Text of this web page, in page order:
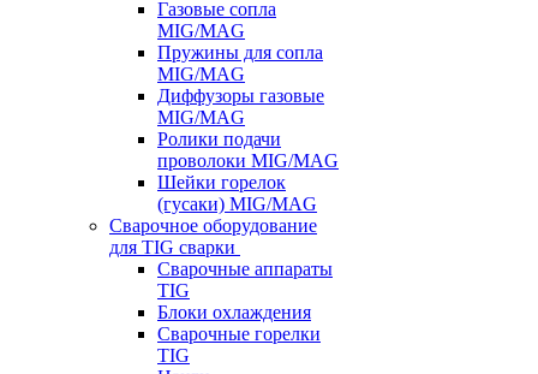
Газовые сопла
MIG/MAG
Пружины для сопла
MIG/MAG
Диффузоры газовые
MIG/MAG
Ролики подачи
проволоки MIG/MAG
Шейки горелок
(гусаки) MIG/MAG
Сварочное оборудование
для TIG сварки
Сварочные аппараты
TIG
Блоки охлаждения
Сварочные горелки
TIG